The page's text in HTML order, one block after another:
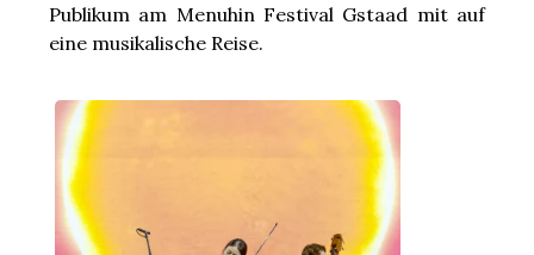
Publikum am Menuhin Festival Gstaad mit auf
eine musikalische Reise.